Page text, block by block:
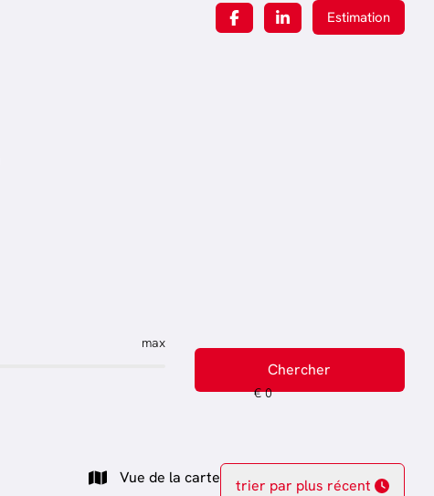
Estimation
max
Chercher
Vue de la carte trier par plus récent